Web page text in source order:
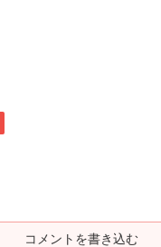
コメントを書き込む